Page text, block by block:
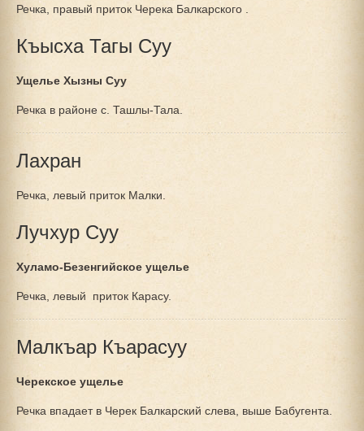
Речка, правый приток Черека Балкарского .
Къысха Тагы Суу
Ущелье Хызны Суу
Речка в районе с. Ташлы-Тала.
Лахран
Речка, левый приток Малки.
Лучхур Суу
Хуламо-Безенгийское ущелье
Речка, левый приток Карасу.
Малкъар Къарасуу
Черекское ущелье
Речка впадает в Черек Балкарский слева, выше Бабугента.